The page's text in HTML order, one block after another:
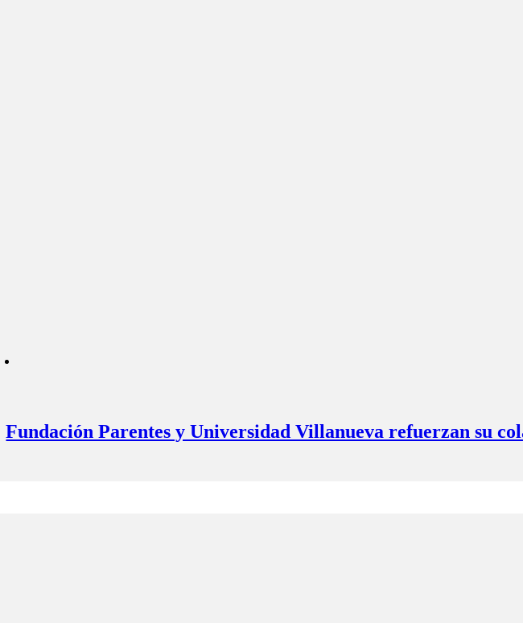
Fundación Parentes y Universidad Villanueva refuerzan su